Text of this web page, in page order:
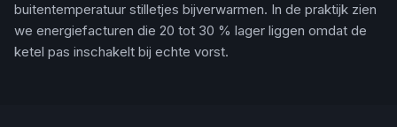
buitentemperatuur stilletjes bijverwarmen. In de praktijk zien
we energiefacturen die 20 tot 30 % lager liggen omdat de
ketel pas inschakelt bij echte vorst.